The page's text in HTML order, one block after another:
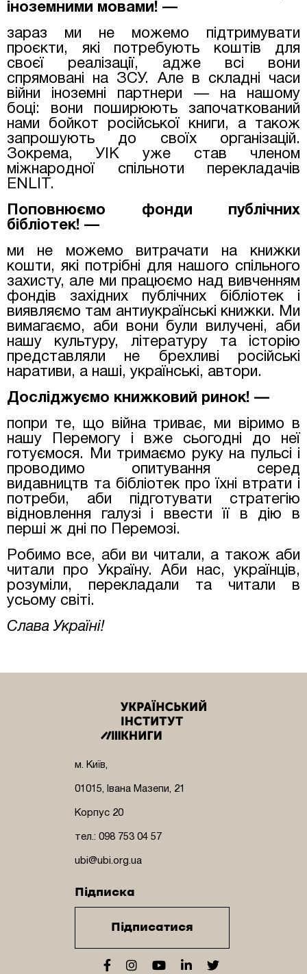
іноземними мовами! —
зараз ми не можемо підтримувати
проєкти, які потребують коштів для
своєї реалізації, адже всі вони
спрямовані на ЗСУ. Але в складні часи
війни іноземні партнери — на нашому
боці: вони поширюють започаткований
нами бойкот російської книги, а також
запрошують до своїх організацій.
Зокрема, УІК уже став членом
міжнародної спільноти перекладачів
ENLIT.
Поповнюємо фонди публічних
бібліотек! —
ми не можемо витрачати на книжки
кошти, які потрібні для нашого спільного
захисту, але ми працюємо над вивченням
фондів західних публічних бібліотек і
виявляємо там антиукраїнські книжки. Ми
вимагаємо, аби вони були вилучені, аби
нашу культуру, літературу та історію
представляли не брехливі російські
наративи, а наші, українські, автори.
Досліджуємо книжковий ринок! —
попри те, що війна триває, ми віримо в
нашу Перемогу і вже сьогодні до неї
готуємося. Ми тримаємо руку на пульсі і
проводимо опитування серед
видавництв та бібліотек про їхні втрати і
потреби, аби підготувати стратегію
відновлення галузі і ввести її в дію в
перші ж дні по Перемозі.
Робимо все, аби ви читали, а також аби
читали про Україну. Аби нас, українців,
розуміли, перекладали та читали в
усьому світі.
Слава Україні!
м. Київ,
01015, Івана Мазепи, 21
Корпус 20
тел.: 098 753 04 57
ubi@ubi.org.ua
Підписка
Підписатися